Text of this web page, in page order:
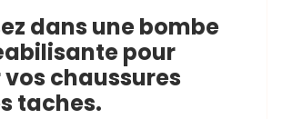
dans une bombe
pour
chaussures
taches.